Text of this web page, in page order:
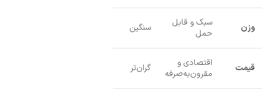
وزن
سبک و قابل
حمل
سنگین
قیمت
اقتصادی و
مقرون‌به‌صرفه
گران‌تر